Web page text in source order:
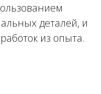
деталей, и
из опыта.